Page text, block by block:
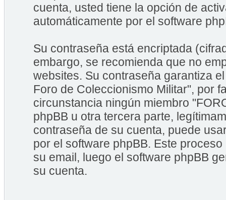
cuenta, usted tiene la opción de
automáticamente por el software
Su contraseña está encriptada
embargo, se recomienda que no
websites. Su contraseña garantiza
Foro de Coleccionismo Militar", por
circunstancia ningún miembro
phpBB u otra tercera parte,
contraseña de su cuenta, puede
por el software phpBB. Este
su email, luego el software phpBB
su cuenta.